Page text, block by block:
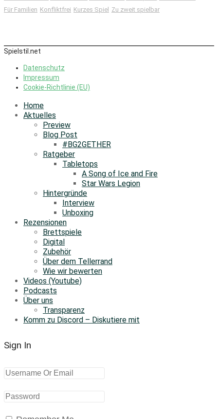
Für Familien Konfliktfrei Kurzes Spiel Zu zweit spielbar
Spielstil.net
Datenschutz
Impressum
Cookie-Richtlinie (EU)
Home
Aktuelles
Preview
Blog Post
#BG2GETHER
Ratgeber
Tabletops
A Song of Ice and Fire
Star Wars Legion
Hintergründe
Interview
Unboxing
Rezensionen
Brettspiele
Digital
Zubehör
Über dem Tellerrand
Wie wir bewerten
Videos (Youtube)
Podcasts
Über uns
Transparenz
Komm zu Discord – Diskutiere mit
Sign In